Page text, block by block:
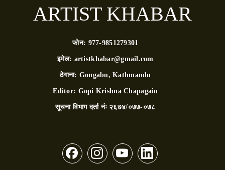
ARTIST KHABAR
फोन: 977-9851279301
इमेल: artistkhabar@gmail.com
ठेगाना: Gongabu, Kathmandu
Editor: Gopi Krishna Chapagain
सूचना विभाग दर्ता नंः २६७४/०७७-०७८